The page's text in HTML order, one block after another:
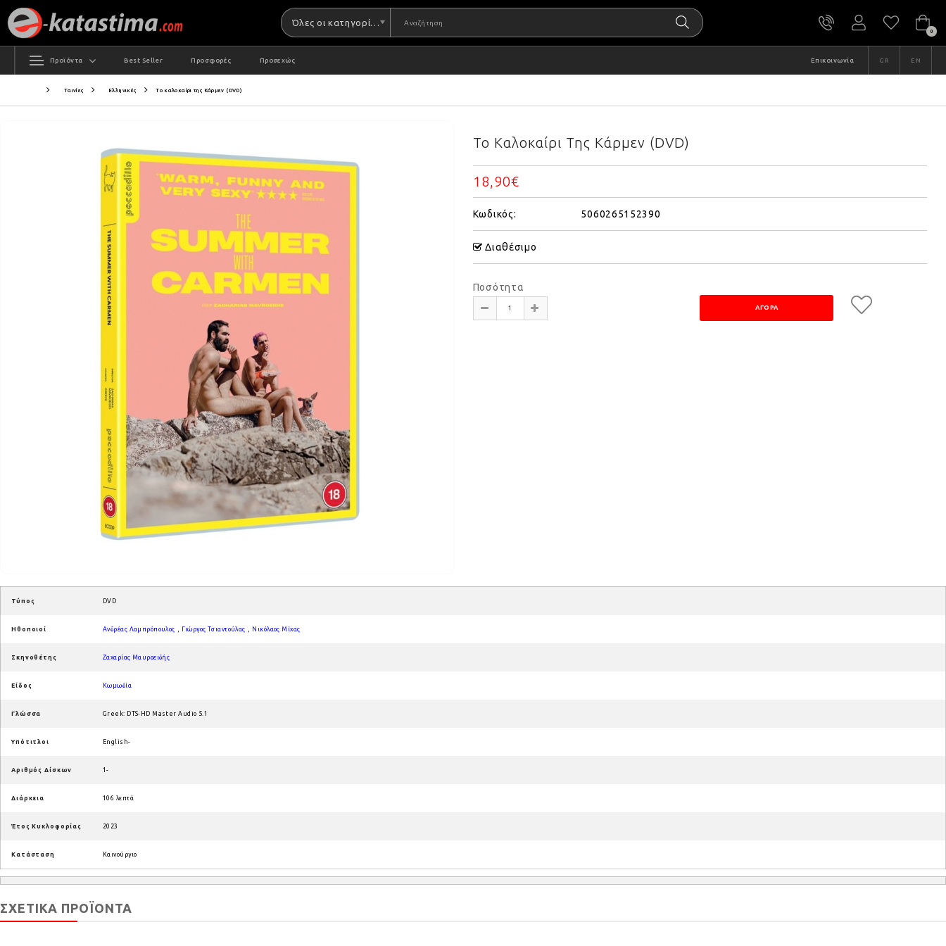
Όλες οι κατηγορίες
0
Προϊόντα Best Seller Προσφορές Προσεχώς Επικοινωνία GR EN
Ταινίες Ελληνικές Το καλοκαίρι της Κάρμεν (DVD)
Το Καλοκαίρι Της Κάρμεν (DVD)
18,90€
Κωδικός: 5060265152390
Διαθέσιμο
Ποσότητα
Τύπος DVD
Ηθοποιοί Ανδρέας Λαμπρόπουλος , Γιώργος Τσιαντούλας , Νικόλαος Μίχας
Σκηνοθέτης Ζαχαρίας Μαυροειδής
Είδος Κωμωδία
Γλώσσα Greek: DTS-HD Master Audio 5.1
Υπότιτλοι English-
Αριθμός Δίσκων 1-
Διάρκεια 106 λεπτά
Έτος Κυκλοφορίας 2023
Κατάσταση Καινούργιο
ΣΧΕΤΙΚΆ ΠΡΟΪΌΝΤΑ